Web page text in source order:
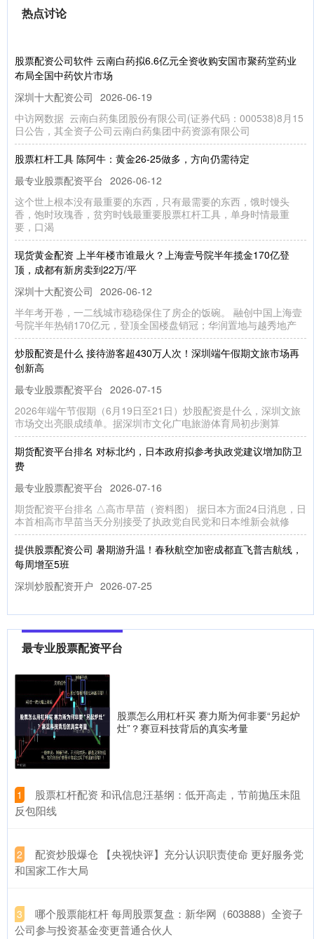
热点讨论
股票配资公司软件 云南白药拟6.6亿元全资收购安国市聚药堂药业
布局全国中药饮片市场
深圳十大配资公司 2026-06-19
中访网数据 云南白药集团股份有限公司(证券代码：000538)8月15
日公告，其全资子公司云南白药集团中药资源有限公司
股票杠杆工具 陈阿牛：黄金26-25做多，方向仍需待定
最专业股票配资平台 2026-06-12
这个世上根本没有最重要的东西，只有最需要的东西，饿时馒头
香，饱时玫瑰香，贫穷时钱最重要股票杠杆工具，单身时情最重
要，口渴
现货黄金配资 上半年楼市谁最火？上海壹号院半年揽金170亿登
顶，成都有新房卖到22万/平
深圳十大配资公司 2026-06-12
半年考开卷，一二线城市稳稳保住了房企的饭碗。 融创中国上海壹
号院半年热销170亿元，登顶全国楼盘销冠；华润置地与越秀地产
炒股配资是什么 接待游客超430万人次！深圳端午假期文旅市场再
创新高
最专业股票配资平台 2026-07-15
2026年端午节假期（6月19日至21日）炒股配资是什么，深圳文旅
市场交出亮眼成绩单。据深圳市文化广电旅游体育局初步测算
期货配资平台排名 对标北约，日本政府拟参考执政党建议增加防卫
费
最专业股票配资平台 2026-07-16
期货配资平台排名 △高市早苗（资料图） 据日本方面24日消息，日
本首相高市早苗当天分别接受了执政党自民党和日本维新会就修
提供股票配资公司 暑期游升温！春秋航空加密成都直飞普吉航线，
每周增至5班
深圳炒股配资开户 2026-07-25
期出行旺季到来，为满足旅客需求，春秋航空近期对成都直飞普吉
炒股交易系统 和讯信息李景峰：AI科技大反攻！你加仓了吗？
炒股交易系统 创业板强势大涨，散户还能不能加仓？我觉得还有机
会，给大家聊一聊，大家参考一下。 这两天无论是直播还是短视频
资深的配资平台 交易提示：因美国独立日假期 周五美股休市一天
深圳炒股配资开户 2026-07-18
资深的配资平台 智通财经APP获悉资深的配资平台，受美国独立日
假期(7月3日)影响，美国6月非农数据将提前于北京时间7月
最专业股票配资平台
股票怎么用杠杆买 赛力斯为何非要“另起炉
灶”？赛豆科技背后的真实考量
1
​股票杠杆配资 和讯信息汪基纲：低开高走，节前抛压未阻
反包阳线
2
​配资炒股爆仓 【央视快评】充分认识职责使命 更好服务党
和国家工作大局
3
​哪个股票能杠杆 每周股票复盘：新华网（603888）全资子
公司参与投资基金变更普通合伙人